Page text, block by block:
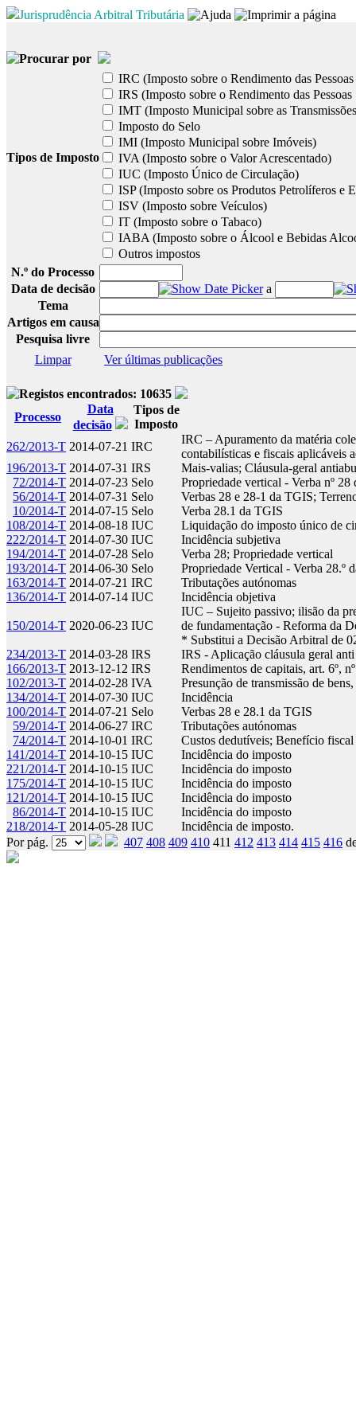
Jurisprudência Arbitral Tributária
Procurar por
IRC (Imposto sobre o Rendimento das
IRS (Imposto sobre o Rendimento das Pessoas
IMT (Imposto Municipal sobre as
Imposto do Selo
IMI (Imposto Municipal sobre Imóveis)
Tipos de Imposto
IVA (Imposto sobre o Valor Acrescentado)
IUC (Imposto Único de Circulação)
ISP (Imposto sobre os Produtos Petrolíferos e
ISV (Imposto sobre Veículos)
IT (Imposto sobre o Tabaco)
IABA (Imposto sobre o Álcool e Bebidas
Outros impostos
N.º do Processo
Data de decisão
a
Tema
Artigos em causa
Pesquisa livre
Limpar
Ver últimas publicações
Registos encontrados: 10635
Processo
Data
decisão
Tipos de
Imposto
262/2013-T 2014-07-21 IRC
IRC – Apuramento da matéria
contabilísticas e fiscais aplicáveis
196/2013-T 2014-07-31 IRS
Mais-valias; Cláusula-geral
72/2014-T 2014-07-23 Selo
Propriedade vertical - Verba nº
56/2014-T 2014-07-31 Selo
Verbas 28 e 28-1 da TGIS;
10/2014-T 2014-07-15 Selo
Verba 28.1 da TGIS
108/2014-T 2014-08-18 IUC
Liquidação do imposto único de
222/2014-T 2014-07-30 IUC
Incidência subjetiva
194/2014-T 2014-07-28 Selo
Verba 28; Propriedade vertical
193/2014-T 2014-06-30 Selo
Propriedade Vertical - Verba 28.º
163/2014-T 2014-07-21 IRC
Tributações autónomas
136/2014-T 2014-07-14 IUC Incidência objetiva
150/2014-T 2020-06-23 IUC
IUC – Sujeito passivo; ilisão da
de fundamentação - Reforma da
* Substitui a Decisão Arbitral de
234/2013-T 2014-03-28 IRS
IRS - Aplicação cláusula geral
166/2013-T 2013-12-12 IRS
Rendimentos de capitais, art. 6º,
102/2013-T 2014-02-28 IVA
Presunção de transmissão de
134/2014-T 2014-07-30 IUC
Incidência
100/2014-T 2014-07-21 Selo
Verbas 28 e 28.1 da TGIS
59/2014-T 2014-06-27 IRC
Tributações autónomas
74/2014-T 2014-10-01 IRC
Custos dedutíveis; Benefício
141/2014-T 2014-10-15 IUC
Incidência do imposto
221/2014-T 2014-10-15 IUC
Incidência do imposto
175/2014-T 2014-10-15 IUC
Incidência do imposto
121/2014-T 2014-10-15 IUC
Incidência do imposto
86/2014-T 2014-10-15 IUC
Incidência do imposto
218/2014-T 2014-05-28 IUC
Incidência de imposto.
Por pág.
407 408 409 410 411 412 413 414 415 416